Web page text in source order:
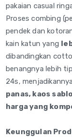
pakaian casual
Prosescombing
pendekdan
kain katun yang
dibandingkan
benangnya lebih
24s, menjadikannya
panas, kaos
harga yang
Keunggulan